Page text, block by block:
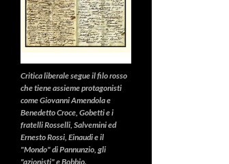
Critica liberalesegue il filo rosso
che tiene assieme protagonisti
come Giovanni Amendola e
Benedetto Croce, Gobetti e i
fratelli Rosselli, Salvemini ed
Ernesto Rossi, Einaudi e il
"Mondo" di Pannunzio, gli
"azionisti" e Bobbio.